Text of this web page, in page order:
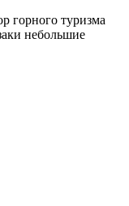
горного туризма
небольшие